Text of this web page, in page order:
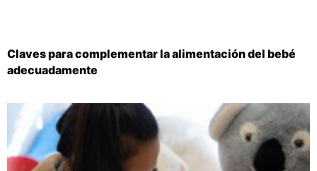
Claves para complementar la alimentación del bebé
adecuadamente